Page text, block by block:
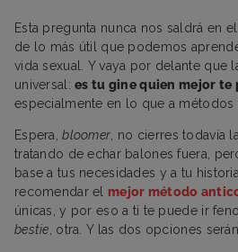
Esta pregunta nunca nos saldrá en
de lo más útil que podemos
vida sexual. Y vaya por delante que
universal:es tu gine quien mejor te
especialmente en lo que a métodos
Espera,bloomer , no cierres todavía
tratando de echar balones fuera,
base a tus necesidades y a tu
recomendar el mejor método
únicas, y por eso a ti te puede ir
bestie , otra. Y las dos opciones